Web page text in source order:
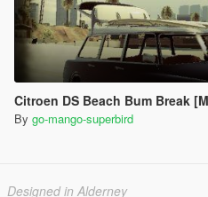
Citroen DS Beach Bum Break
By go-mango-superbird
Designed in Alderney